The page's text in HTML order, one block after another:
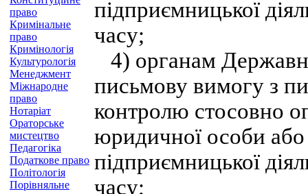
право
Кримінальне
право
Кримінологія
Культурологія
Менеджмент
Міжнародне
право
Нотаріат
Ораторське
мистецтво
Педагогіка
Податкове право
Політологія
Порівняльне
підприємницької
часу;
4) органам
письмову вимогу з
контролю стосовно
юридичної особи
підприємницької
часу;